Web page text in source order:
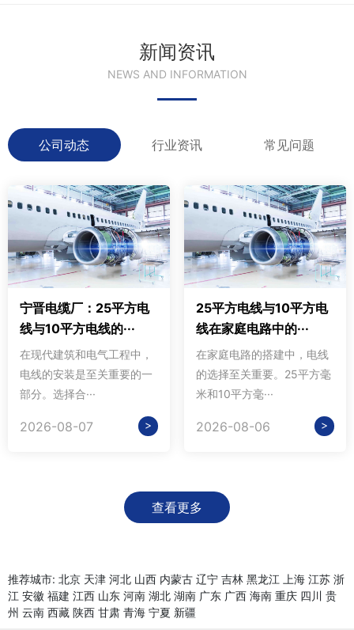
新闻资讯
NEWS AND INFORMATION
公司动态 行业资讯 常见问题
宁晋电缆厂：25平方电
线与10平方电线的···
在现代建筑和电气工程中，
电线的安装是至关重要的一
部分。选择合···
2026-08-07 >
25平方电线与10平方电
线在家庭电路中的···
在家庭电路的搭建中，电线
的选择至关重要。25平方毫
米和10平方毫···
2026-08-06 >
查看更多
推荐城市: 北京 天津 河北 山西 内蒙古 辽宁 吉林 黑龙江 上海 江苏 浙
江 安徽 福建 江西 山东 河南 湖北 湖南 广东 广西 海南 重庆 四川 贵
州 云南 西藏 陕西 甘肃 青海 宁夏 新疆